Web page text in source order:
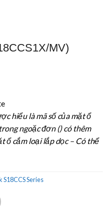
MV)
hiểu là mã số của mặt ổ
ngoặc đơn () có thêm
ổ cắm loại lắp dọc – Có thể
S18CCS Series